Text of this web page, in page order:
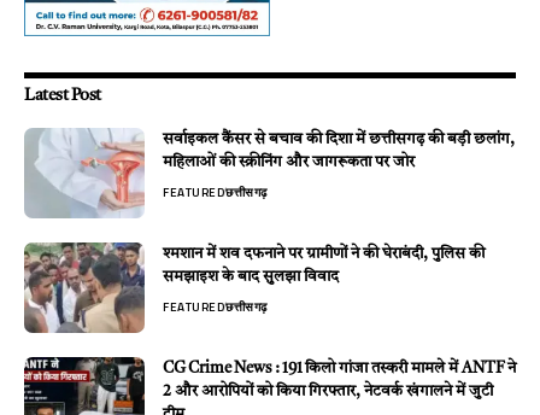
Latest Post
सर्वाइकल कैंसर से बचाव की दिशा में छत्तीसगढ़ की बड़ी छलांग,
महिलाओं की स्क्रीनिंग और जागरूकता पर जोर
FEATUREDछत्तीसगढ़
श्मशान में शव दफनाने पर ग्रामीणों ने की घेराबंदी, पुलिस की
समझाइश के बाद सुलझा विवाद
FEATUREDछत्तीसगढ़
CG Crime News : 191 किलो गांजा तस्करी मामले में ANTF ने
2 और आरोपियों को किया गिरफ्तार, नेटवर्क खंगालने में जुटी